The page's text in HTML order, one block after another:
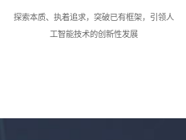
探索本质、执着追求，突破已有框架，引领人
工智能技术的创新性发展